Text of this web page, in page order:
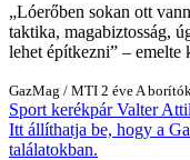
Lóerőben sokan ott
taktika, magabiztosság,
lehet építkezni
– emelte
GazMag / MTI 2 éve A
Sport kerékpárValter
Itt állíthatja be, hogy a
találatokban.